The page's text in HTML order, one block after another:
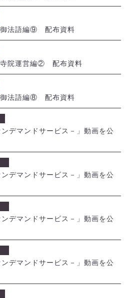
法語編⑨ 配布資料
院運営編② 配布資料
法語編⑧ 配布資料
ンデマンドサービス－」動画を公
ンデマンドサービス－」動画を公
ンデマンドサービス－」動画を公
ンデマンドサービス－」動画を公